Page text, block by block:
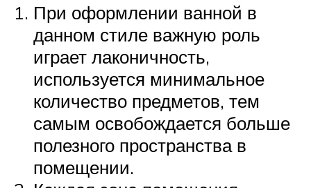
При оформлении ванной в
данном стиле важную роль
играет лаконичность,
используется минимальное
количество предметов, тем
самым освобождается больше
полезного пространства в
помещении.